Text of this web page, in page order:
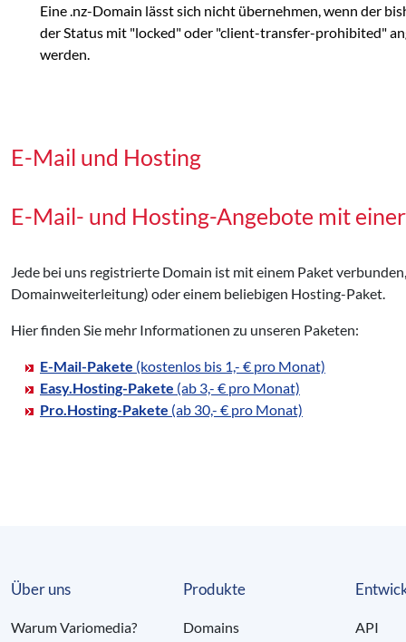
Eine .nz-Domain lässt sich nicht übernehmen, wenn der
der Status mit "locked" oder "client-transfer-prohibited"
werden.
E-Mail und Hosting
E-Mail- und Hosting-Angebote mit
Jede bei uns registrierte Domain ist mit einem Paket
Domainweiterleitung) oder einem beliebigen Hosting-Paket.
Hier finden Sie mehr Informationen zu unseren Paketen:
E-Mail-Pakete (kostenlos bis 1,- € pro Monat)
Easy.Hosting-Pakete (ab 3,- € pro Monat)
Pro.Hosting-Pakete (ab 30,- € pro Monat)
Über uns
Warum Variomedia?
Produkte
Domains
API